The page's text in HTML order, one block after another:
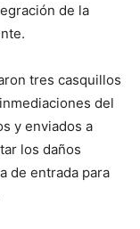
de la
tres casquillos
del
y enviados a
los daños
de entrada para